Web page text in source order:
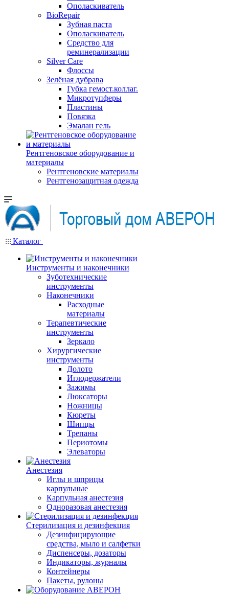
Ополаскиватель
BioRepair
Зубная паста
Ополаскиватель
Средство для
реминерализации
Silver Care
Флоссы
Зелёная дубрава
Губка гемост.коллаг.
Микротупферы
Пластины
Повязка
Эмалан гель
Рентгеновское оборудование и
материалы
Рентгеновские материалы
Рентгенозащитная одежда
Каталог
Инструменты и наконечники
Зуботехнические
инструменты
Наконечники
Расходные
материалы
Терапевтические
инструменты
Зеркало
Хирургические
инструменты
Долото
Иглодержатели
Зажимы
Люксаторы
Ножницы
Кюреты
Шипцы
Трепаны
Периотомы
Элеваторы
Анестезия
Иглы и шприцы
карпульные
Карпульная анестезия
Одноразовая анестезия
Стерилизация и дезинфекция
Дезинфицирующие
средства, мыло и салфетки
Диспенсеры, дозаторы
Индикаторы, журналы
Контейнеры
Пакеты, рулоны